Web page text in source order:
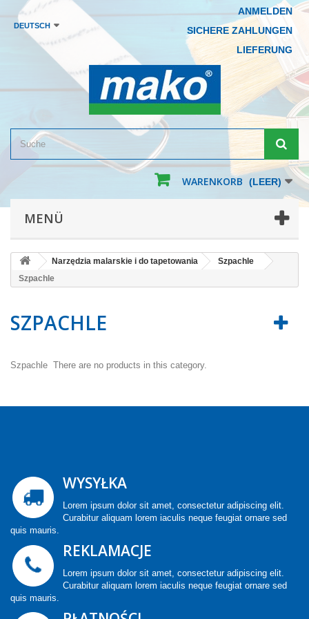
ANMELDEN
SICHERE ZAHLUNGEN
LIEFERUNG
DEUTSCH
WARENKORB (LEER)
MENÜ
Narzędzia malarskie i do tapetowania
Szpachle
Szpachle
SZPACHLE
Szpachle There are no products in this category.
WYSYŁKA
Lorem ipsum dolor sit amet, consectetur adipiscing elit.
Curabitur aliquam lorem iaculis neque feugiat ornare sed
quis mauris.
REKLAMACJE
Lorem ipsum dolor sit amet, consectetur adipiscing elit.
Curabitur aliquam lorem iaculis neque feugiat ornare sed
quis mauris.